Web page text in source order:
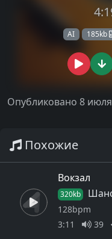
AI 185kb
Опубликовано 8
Похожие
Вокзал
320kb
128bpm
3:11
39